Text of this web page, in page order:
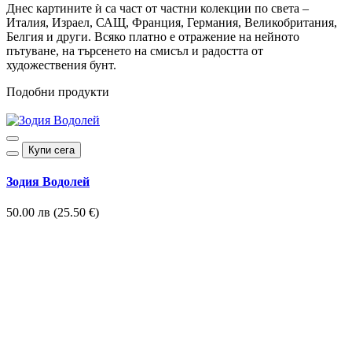
Днес картините ѝ са част от частни колекции по света –
Италия, Израел, САЩ, Франция, Германия, Великобритания,
Белгия и други. Всяко платно е отражение на нейното
пътуване, на търсенето на смисъл и радостта от
художествения бунт.
Подобни продукти
Купи сега
Зодия Водолей
50.00 лв (25.50 €)